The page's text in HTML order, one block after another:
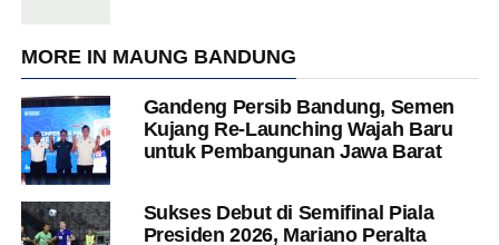
MORE IN MAUNG BANDUNG
Gandeng Persib Bandung, Semen
Kujang Re-Launching Wajah Baru
untuk Pembangunan Jawa Barat
Sukses Debut di Semifinal Piala
Presiden 2026, Mariano Peralta